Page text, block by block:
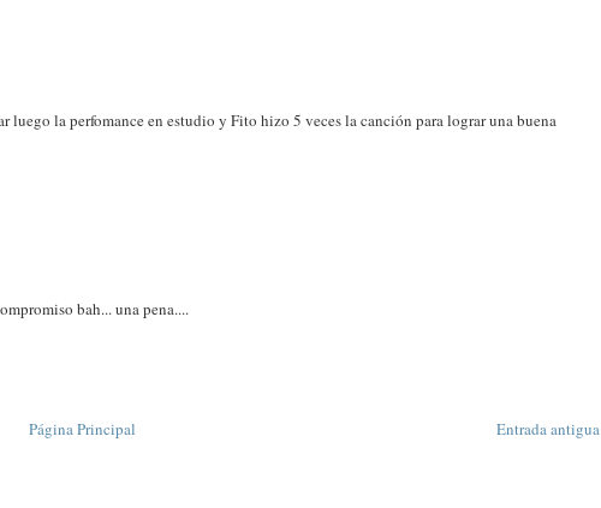
luego la perfomance en estudio y Fito hizo 5 veces la canción para lograr una buena
bah... una pena....
Entrada antigua
Página Principal